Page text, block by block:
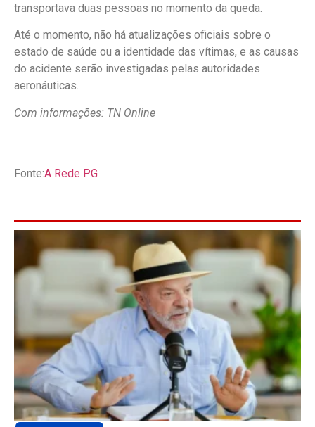
transportava duas pessoas no momento da queda.
Até o momento, não há atualizações oficiais sobre o
estado de saúde ou a identidade das vítimas, e as causas
do acidente serão investigadas pelas autoridades
aeronáuticas.
Com informações: TN Online
Fonte:A Rede PG